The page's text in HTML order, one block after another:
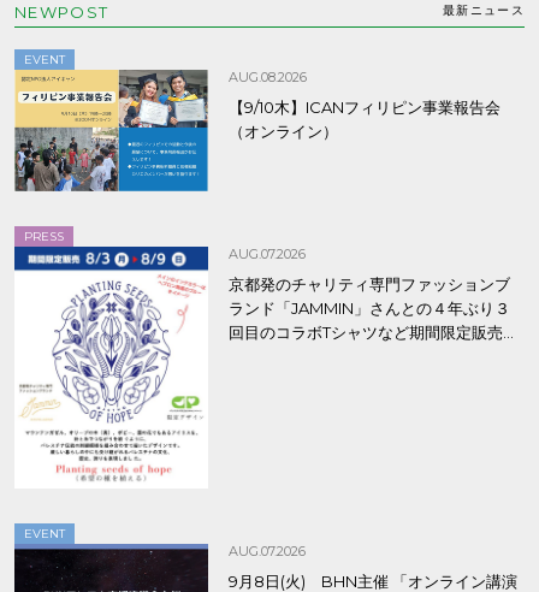
NEWPOST 最新ニュース
EVENT
AUG.08.2026
【9/10木】ICANフィリピン事業報告会
（オンライン）
PRESS
AUG.07.2026
京都発のチャリティ専門ファッションブ
ランド「JAMMIN」さんとの４年ぶり３
回目のコラボTシャツなど期間限定販売、
EVENT
AUG.07.2026
9月8日(火) BHN主催 「オンライン講演